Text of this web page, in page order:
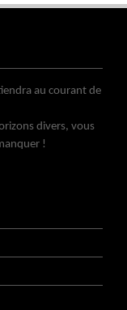
au courant de
divers, vous
!